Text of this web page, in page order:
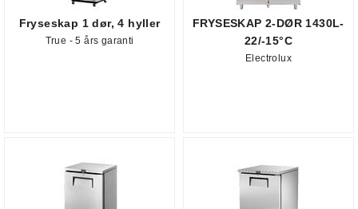
Fryseskap 1 dør, 4 hyller
True - 5 års garanti
FRYSESKAP 2-DØR 1430L-
22/-15°C
Electrolux